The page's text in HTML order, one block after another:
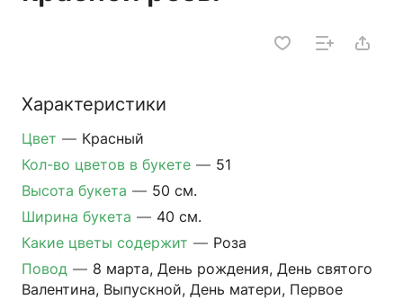
Характеристики
Цвет — Красный
Кол-во цветов в букете — 51
Высота букета — 50 см.
Ширина букета — 40 см.
Какие цветы содержит — Роза
Повод — 8 марта, День рождения, День святого
Валентина, Выпускной, День матери, Первое